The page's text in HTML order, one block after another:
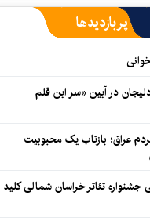
پربازدیدها
دلیجان در آیین «سر این قلم
عراق؛ بازتاب یک محبوبیت
جشنواره تئاتر خراسان شمالی کلید